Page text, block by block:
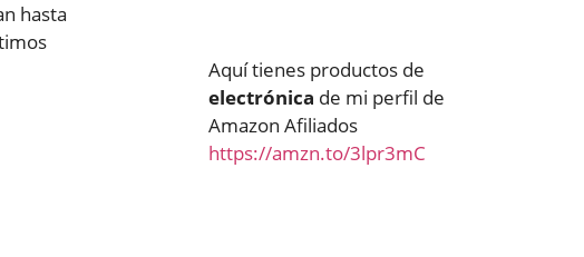
hasta
Aquí tienes productos de
electrónica de mi perfil de
Amazon Afiliados
https://amzn.to/3lpr3mC